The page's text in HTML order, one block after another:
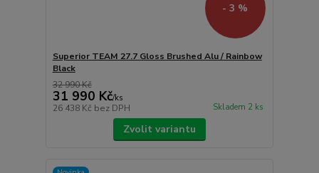
- 3 %
Superior TEAM 27.7 Gloss Brushed Alu / Rainbow
Black
32 990 Kč
31 990 Kč/ks
26 438 Kč bez DPH Skladem 2 ks
Zvolit variantu